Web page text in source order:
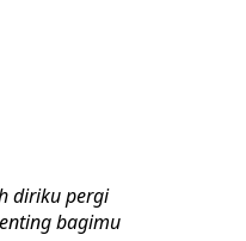
diriku pergi
bagimu